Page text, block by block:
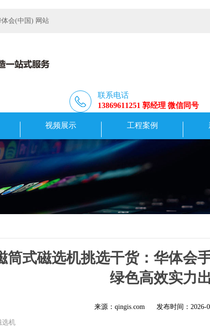
会(中国) 网站
联系电话
13869611251 郭经理 微信同号
视频展示 工程案例
筒式磁选机挑选干货：华体会
绿色高效实力
来源：qingis.com 发布时间： 2026-
选机